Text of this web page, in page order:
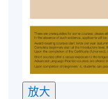
放大